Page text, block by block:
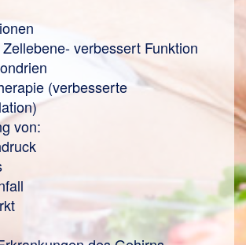
verbessert Funktion
(verbesserte
von: